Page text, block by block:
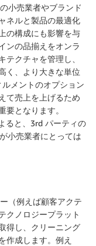
小売業者やブランド
ネルと製品の最適化
の構成にも影響を与
ンの品揃えをオンラ
クチャを管理し、
く、より大きな単位
メントのオプション
て売上を上げるため
となります。
ると、3rd パーティの
小売業者にとっては
（例えば顧客アクテ
クノロジープラット
得し、クリーニング
作成します。例え